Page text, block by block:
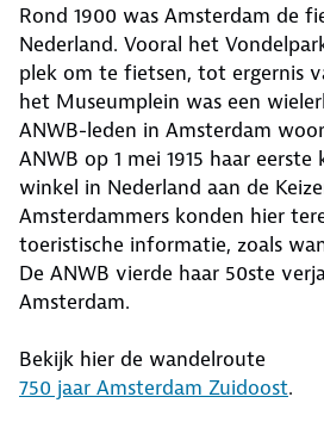
Rond 1900 was Amsterdam de
Nederland. Vooral het
plek om te fietsen, tot ergernis
het Museumplein was een
ANWB-leden in Amsterdam
ANWB op 1 mei 1915 haar
winkel in Nederland aan de
Amsterdammers konden hier
toeristische informatie, zoals
De ANWB vierde haar 50ste
Amsterdam.
Bekijk hier de wandelroute
750 jaar Amsterdam Zuidoost.